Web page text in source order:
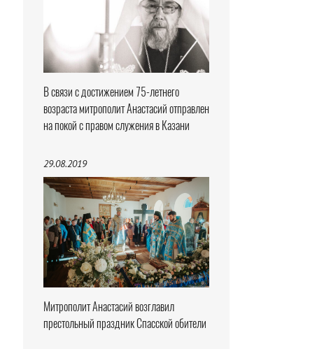
В связи с достижением 75-летнего
возраста митрополит Анастасий отправлен
на покой с правом служения в Казани
29.08.2019
Митрополит Анастасий возглавил
престольный праздник Спасской обители